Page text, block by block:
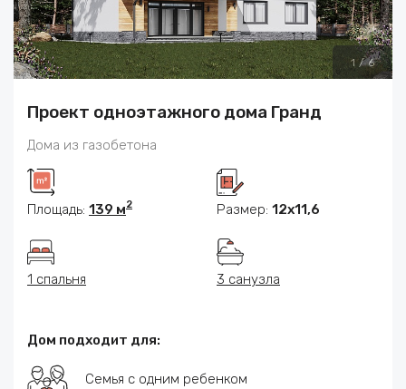
1 / 6
Проект одноэтажного дома Гранд
Дома из газобетона
Площадь: 139 м2 Размер: 12x11,6
1 спальня 3 санузла
Дом подходит для:
Семья с одним ребенком